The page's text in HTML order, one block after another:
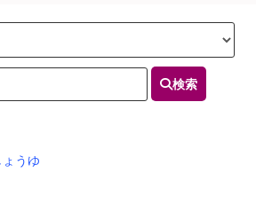
検索
うゆ